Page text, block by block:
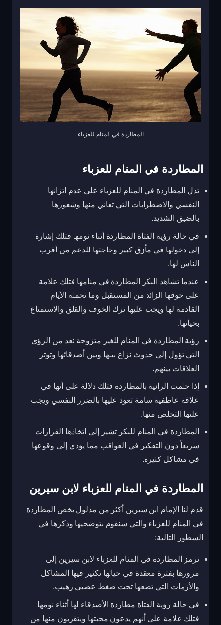
المطاردة في المنام للعزباء
المطاردة في المنام للعزباء
تدل المطاردة في المنام للعزباء على عدم اتزانها
النفسي والاضطرابات التي تعاني منها وشعورها
بالضيق الشديد.
في حالة رؤية الفتاة المطاردة أثناء نومها فتلك إشارة
إلى دخولها في مأزق كبير وحاجتها للدعم من أقرب
الناس لها.
عندما تشاهد البكر المطاردة في منامها فتلك علامة
على خوفها الزائد من المستقبل وما تحمله الأيام
القادمة لها ويجب عليها ترك الخوف والقلق والاستمتاع
بحياتها.
رؤية المطاردة في المنام للغير متزوجة تعد من الرؤى
التي تؤول إلى حدوث نزاع بينها وبين أصدقائها وتوتر
العلاقات بينهم.
إذا حلمت الرائية بالمطاردة فتلك دلالة على أنها في
علاقة عاطفية سامة تعود عليها بالضرر النفسي ويجب
عليها التخلص منها.
المطاردة في المنام للبكر تشير إلى اتخاذها القرارات
سريعاً دون التفكير في العواقب مما يؤدي إلى وقوعها
في مشاكل كثيرة.
المطاردة في المنام للعزباء لابن سيرين
قدم لنا الإمام ابن سيرين أكثر من مدلول يخص المطاردة
في المنام للعزباء والتي سنقوم بتوضحيها وذكرها في
السطور التالية:
ترمز المطاردة في المنام للعزباء لابن سيرين إلى
مرورها بفترة معقدة في حياتها تكثير فيها المشاكل
والأزمات التي تضعها تحت ضغط عصبي رهيب.
في حالة رؤية الفتاة مطاردة الأصدقاء لها أثناء نومها
فتلك علامة على أنهم يدعون محبتها ويتقربون منها من